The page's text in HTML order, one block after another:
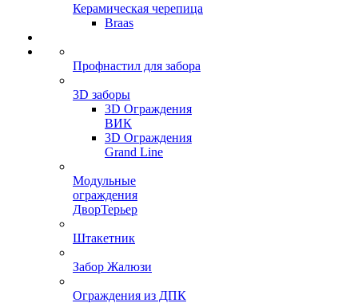
Керамическая черепица
Braas
Профнастил для забора
3D заборы
3D Ограждения
ВИК
3D Ограждения
Grand Line
Модульные
ограждения
ДворТерьер
Штакетник
Забор Жалюзи
Ограждения из ДПК